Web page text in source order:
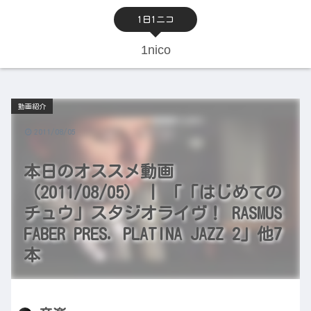
1日1ニコ
1nico
本日のオススメ動画
（2011/08/05） | 「「はじめての
チュウ」スタジオライヴ！ RASMUS
FABER PRES. PLATINA JAZZ 2」他7
本
動画紹介
2011/08/05